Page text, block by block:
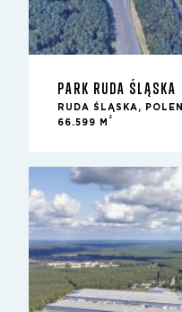
PARK RUDA ŚLĄSKA
RUDA ŚLĄSKA, POLEN
66.599 M
2